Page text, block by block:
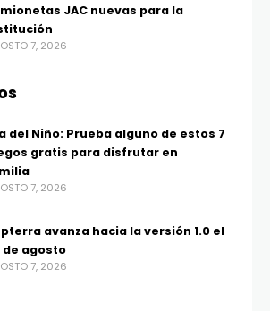
JAC nuevas para la
7, 2026
del Niño: Prueba alguno de estos 7
gratis para disfrutar en
7, 2026
avanza hacia la versión 1.0 el
de agosto
7, 2026